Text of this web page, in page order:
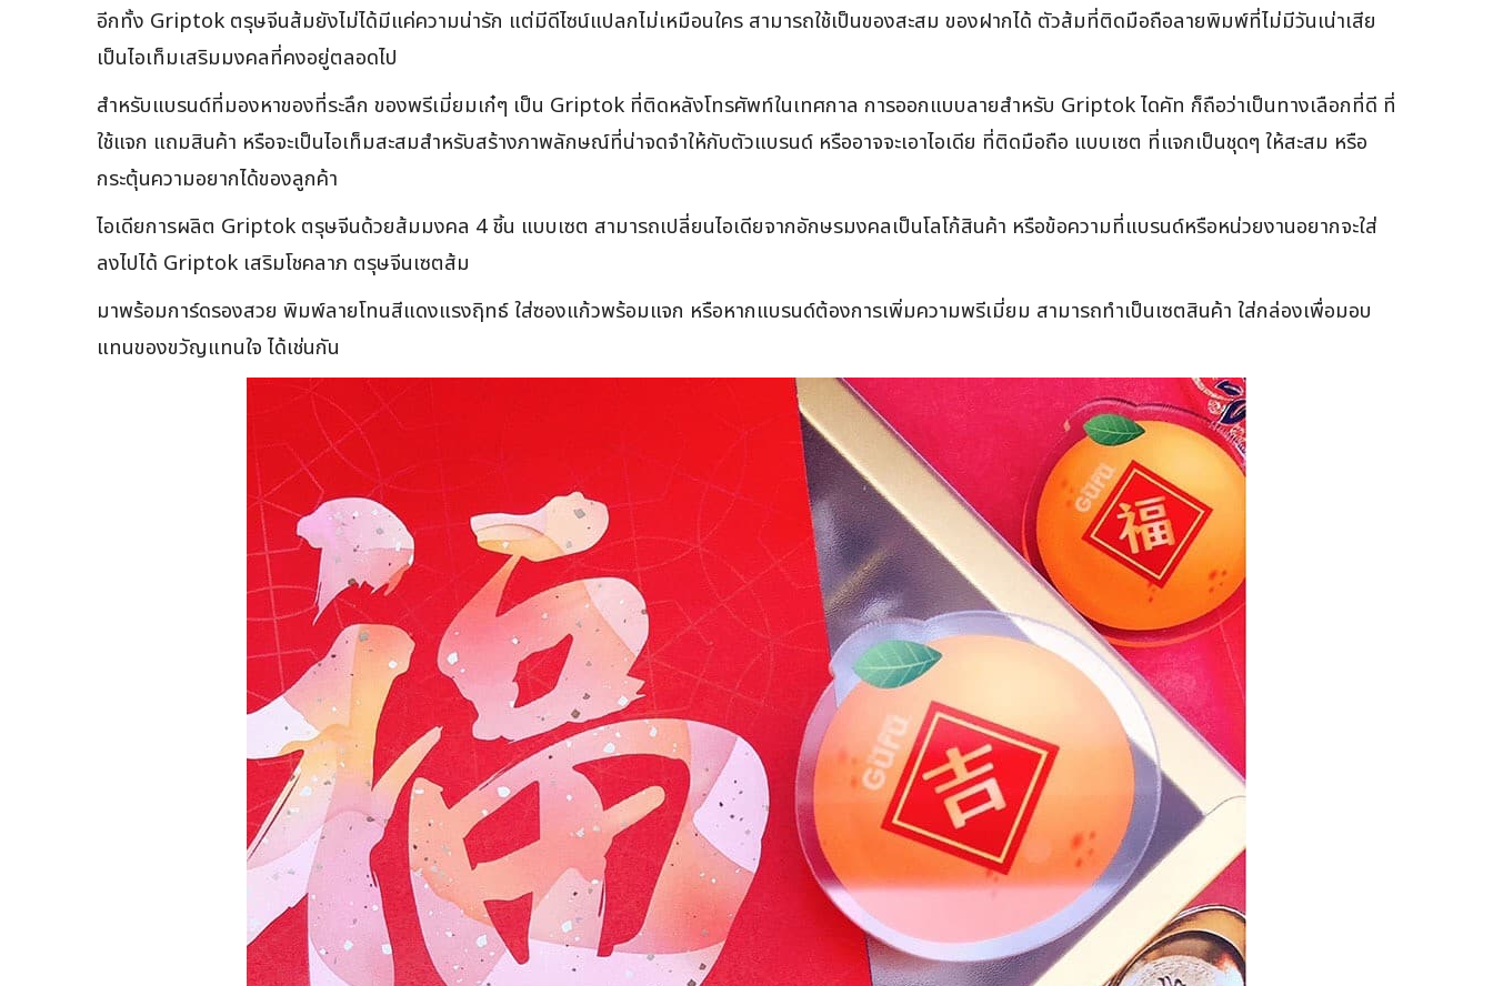
อีกทั้ง Griptok ตรุษจีนส้มยังไม่ได้มีแค่ความน่ารัก แต่มีดีไซน์แปลกไม่เหมือนใคร สามารถใช้เป็นของสะสม ของฝากได้ ตัวส้มที่ติดมือถือลายพิมพ์ที่ไม่มีวันเน่าเสีย
เป็นไอเท็มเสริมมงคลที่คงอยู่ตลอดไป
สำหรับแบรนด์ที่มองหาของที่ระลึก ของพรีเมี่ยมเก๋ๆ เป็น Griptok ที่ติดหลังโทรศัพท์ในเทศกาล การออกแบบลายสำหรับ Griptok ไดคัท ก็ถือว่าเป็นทางเลือกที่ดี ที่
ใช้แจก แถมสินค้า หรือจะเป็นไอเท็มสะสมสำหรับสร้างภาพลักษณ์ที่น่าจดจำให้กับตัวแบรนด์ หรืออาจจะเอาไอเดีย ที่ติดมือถือ แบบเซต ที่แจกเป็นชุดๆ ให้สะสม หรือ
กระตุ้นความอยากได้ของลูกค้า
ไอเดียการผลิต Griptok ตรุษจีนด้วยส้มมงคล 4 ชิ้น แบบเซต สามารถเปลี่ยนไอเดียจากอักษรมงคลเป็นโลโก้สินค้า หรือข้อความที่แบรนด์หรือหน่วยงานอยากจะใส่
ลงไปได้ Griptok เสริมโชคลาภ ตรุษจีนเซตส้ม
มาพร้อมการ์ดรองสวย พิมพ์ลายโทนสีแดงแรงฤิทธ์ ใส่ซองแก้วพร้อมแจก หรือหากแบรนด์ต้องการเพิ่มความพรีเมี่ยม สามารถทำเป็นเซตสินค้า ใส่กล่องเพื่อมอบ
แทนของขวัญแทนใจ ได้เช่นกัน